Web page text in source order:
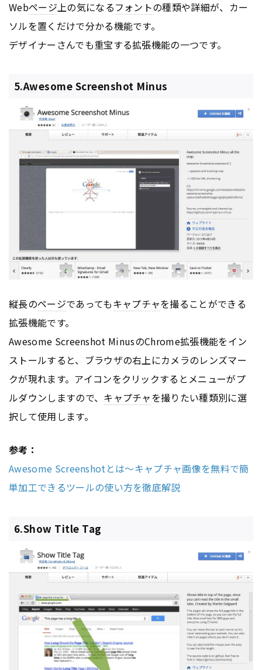
Webページ上の気になるフォントの種類や詳細が、カー
ソルを置くだけで分かる機能です。
デザイナーさんでも重宝する拡張機能の一つです。
5.Awesome Screenshot Minus
縦長のページであってもキャプチャを撮ることができる
拡張機能です。
Awesome Screenshot MinusのChrome拡張機能をイン
ストールすると、ブラウザの右上にカメラのレンズマー
クが現れます。アイコンをクリックするとメニューがプ
ルダウンしますので、 キャプチャを撮りたい種類別に選
択して使用します。
参考：
Awesome Screenshotとは〜キャプチャ画像を無料で簡
単加工できるツールの使い方を徹底解説
6.Show Title Tag